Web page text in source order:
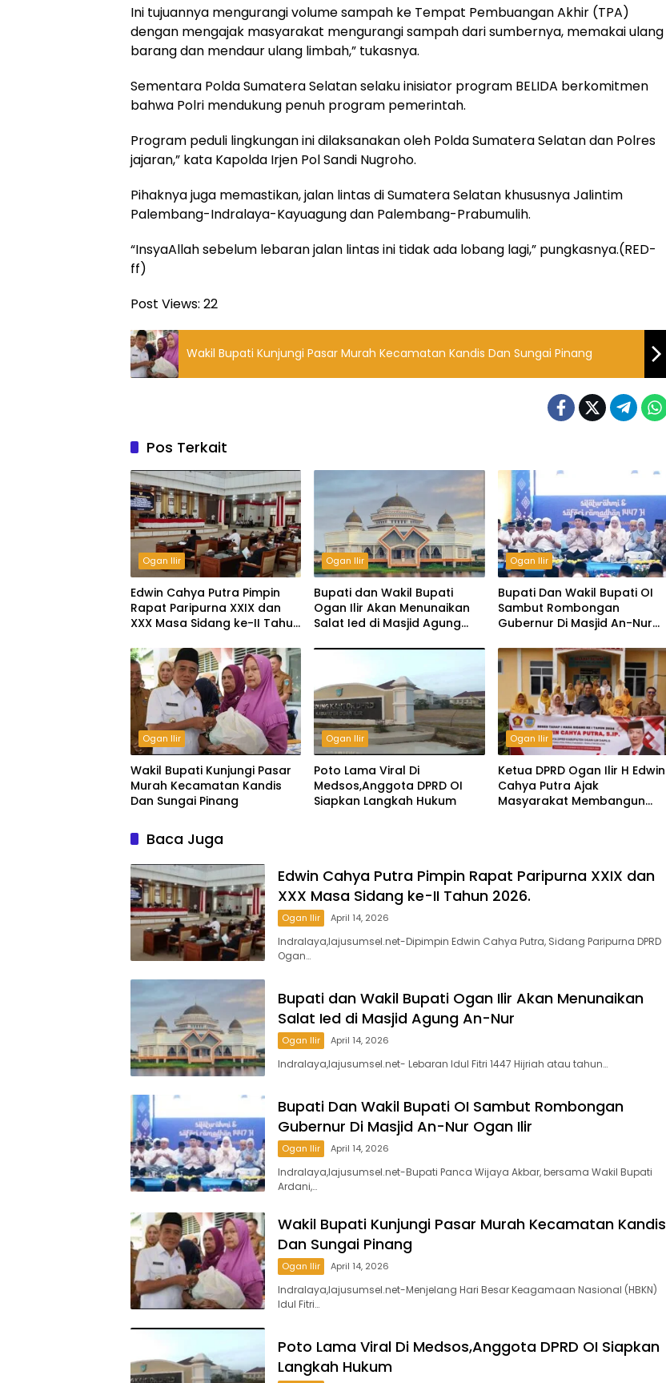
Ini tujuannya mengurangi volume sampah ke Tempat Pembuangan Akhir (TPA)
dengan mengajak masyarakat mengurangi sampah dari sumbernya, memakai ulang
barang dan mendaur ulang limbah,” tukasnya.
Sementara Polda Sumatera Selatan selaku inisiator program BELIDA berkomitmen
bahwa Polri mendukung penuh program pemerintah.
Program peduli lingkungan ini dilaksanakan oleh Polda Sumatera Selatan dan Polres
jajaran,” kata Kapolda Irjen Pol Sandi Nugroho.
Pihaknya juga memastikan, jalan lintas di Sumatera Selatan khususnya Jalintim
Palembang-Indralaya-Kayuagung dan Palembang-Prabumulih.
“InsyaAllah sebelum lebaran jalan lintas ini tidak ada lobang lagi,” pungkasnya.(RED-
ff)
Post Views: 22
Wakil Bupati Kunjungi Pasar Murah Kecamatan Kandis Dan Sungai Pinang
Pos Terkait
Ogan Ilir
Edwin Cahya Putra Pimpin
Rapat Paripurna XXIX dan
XXX Masa Sidang ke-II Tahun
Ogan Ilir
Bupati dan Wakil Bupati
Ogan Ilir Akan Menunaikan
Salat Ied di Masjid Agung
Ogan Ilir
Bupati Dan Wakil Bupati OI
Sambut Rombongan
Gubernur Di Masjid An-Nur
Ogan Ilir
Wakil Bupati Kunjungi Pasar
Murah Kecamatan Kandis
Dan Sungai Pinang
Ogan Ilir
Poto Lama Viral Di
Medsos,Anggota DPRD OI
Siapkan Langkah Hukum
Ogan Ilir
Ketua DPRD Ogan Ilir H Edwin
Cahya Putra Ajak
Masyarakat Membangun
Baca Juga
Edwin Cahya Putra Pimpin Rapat Paripurna XXIX dan
XXX Masa Sidang ke-II Tahun 2026.
Ogan Ilir April 14, 2026
Indralaya,lajusumsel.net-Dipimpin Edwin Cahya Putra, Sidang Paripurna DPRD
Ogan…
Bupati dan Wakil Bupati Ogan Ilir Akan Menunaikan
Salat Ied di Masjid Agung An-Nur
Ogan Ilir April 14, 2026
Indralaya,lajusumsel.net- Lebaran Idul Fitri 1447 Hijriah atau tahun…
Bupati Dan Wakil Bupati OI Sambut Rombongan
Gubernur Di Masjid An-Nur Ogan Ilir
Ogan Ilir April 14, 2026
Indralaya,lajusumsel.net-Bupati Panca Wijaya Akbar, bersama Wakil Bupati
Ardani,…
Wakil Bupati Kunjungi Pasar Murah Kecamatan Kandis
Dan Sungai Pinang
Ogan Ilir April 14, 2026
Indralaya,lajusumsel.net-Menjelang Hari Besar Keagamaan Nasional (HBKN)
Idul Fitri…
Poto Lama Viral Di Medsos,Anggota DPRD OI Siapkan
Langkah Hukum